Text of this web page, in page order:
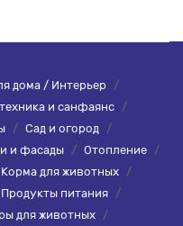
дома / Интерьер /
и санфаянс /
/ Сад и огород
/
и фасады / Отопление
/
Корма для животных /
Продукты питания /
для животных /